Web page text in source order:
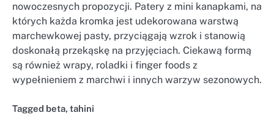
nowoczesnych propozycji. Patery z mini kanapkami, na
których każda kromka jest udekorowana warstwą
marchewkowej pasty, przyciągają wzrok i stanowią
doskonałą przekąskę na przyjęciach. Ciekawą formą
są również wrapy, roladki i finger foods z
wypełnieniem z marchwi i innych warzyw sezonowych.
Tagged beta, tahini